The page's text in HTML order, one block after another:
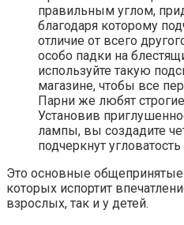
правильным углом,
благодаря которому
отличие от всего
особо падки на
используйте такую
магазине, чтобы все
Парни же любят
Установив
лампы, вы создадите
подчеркнут
Это основные
которых испортит
взрослых, так и у детей.